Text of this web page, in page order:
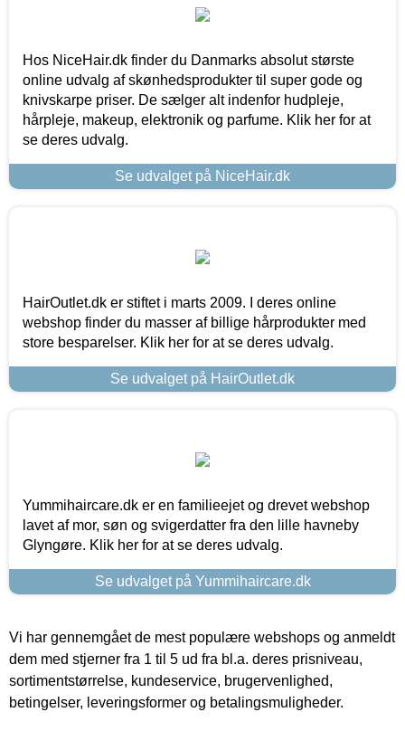
Hos NiceHair.dk finder du Danmarks absolut største
online udvalg af skønhedsprodukter til super gode og
knivskarpe priser. De sælger alt indenfor hudpleje,
hårpleje, makeup, elektronik og parfume. Klik her for at
se deres udvalg.
Se udvalget på NiceHair.dk
HairOutlet.dk er stiftet i marts 2009. I deres online
webshop finder du masser af billige hårprodukter med
store besparelser. Klik her for at se deres udvalg.
Se udvalget på HairOutlet.dk
Yummihaircare.dk er en familieejet og drevet webshop
lavet af mor, søn og svigerdatter fra den lille havneby
Glyngøre. Klik her for at se deres udvalg.
Se udvalget på Yummihaircare.dk
Vi har gennemgået de mest populære webshops og anmeldt
dem med stjerner fra 1 til 5 ud fra bl.a. deres prisniveau,
sortimentstørrelse, kundeservice, brugervenlighed,
betingelser, leveringsformer og betalingsmuligheder.